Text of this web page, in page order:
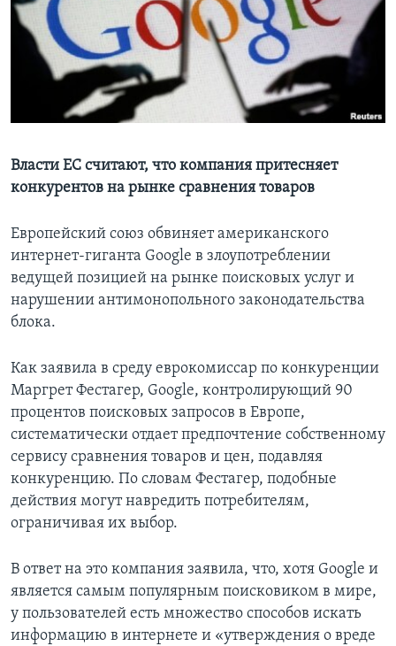
Learning English
СОЦИАЛЬНЫЕ СЕТИ
Языки
Власти ЕС считают, что компания притесняет
конкурентов на рынке сравнения товаров
Европейский союз обвиняет американского
интернет-гиганта Google в злоупотреблении
ведущей позицией на рынке поисковых услуг и
нарушении антимонопольного законодательства
блока.
Как заявила в среду еврокомиссар по конкуренции
Маргрет Фестагер, Google, контролирующий 90
процентов поисковых запросов в Европе,
систематически отдает предпочтение собственному
сервису сравнения товаров и цен, подавляя
конкуренцию. По словам Фестагер, подобные
действия могут навредить потребителям,
ограничивая их выбор.
В ответ на это компания заявила, что, хотя Google и
является самым популярным поисковиком в мире,
у пользователей есть множество способов искать
информацию в интернете и «утверждения о вреде